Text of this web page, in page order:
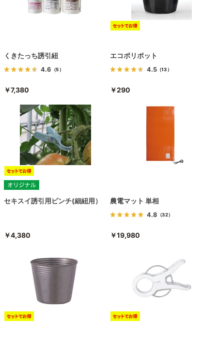
くきたっち誘引紐
4.6 （5）
￥7,380
エコポリポット
4.5（13）
￥290
セキスイ誘引用ピンチ(細紐用）
￥4,380
農電マット 単相
4.8 （32）
￥19,980